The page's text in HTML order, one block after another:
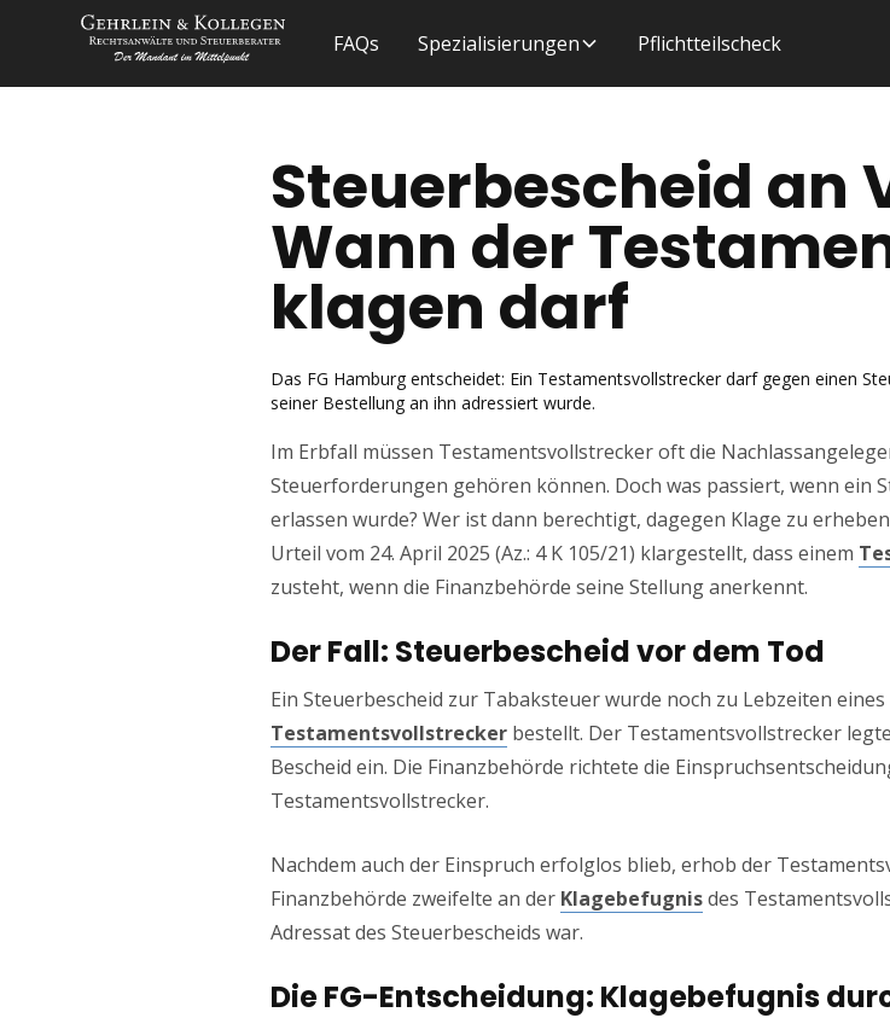
FAQs Spezialisierungen Pflichtteilscheck
Steuerbescheid an
Wann der
klagen darf
Das FG Hamburg entscheidet: Ein Testamentsvollstrecker darf gegen einen
seiner Bestellung an ihn adressiert wurde.
Im Erbfall müssen Testamentsvollstrecker oft die
Steuerforderungen gehören können. Doch was passiert, wenn ein
erlassen wurde? Wer ist dann berechtigt, dagegen Klage zu
Urteil vom 24. April 2025 (Az.: 4 K 105/21) klargestellt, dass einem
zusteht, wenn die Finanzbehörde seine Stellung anerkennt.
Der Fall: Steuerbescheid vor dem Tod
Ein Steuerbescheid zur Tabaksteuer wurde noch zu Lebzeiten
Testamentsvollstrecker bestellt. Der Testamentsvollstrecker
Bescheid ein. Die Finanzbehörde richtete die
Testamentsvollstrecker.
Nachdem auch der Einspruch erfolglos blieb, erhob der
Finanzbehörde zweifelte an der Klagebefugnisdes
Adressat des Steuerbescheids war.
Die FG-Entscheidung: Klagebefugnis